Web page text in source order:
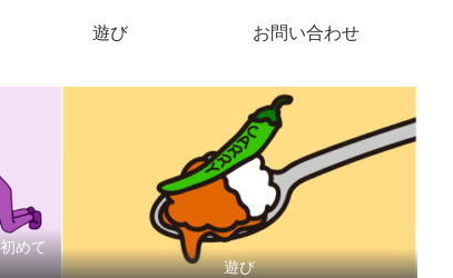
遊び お問い合わせ
めて
遊び